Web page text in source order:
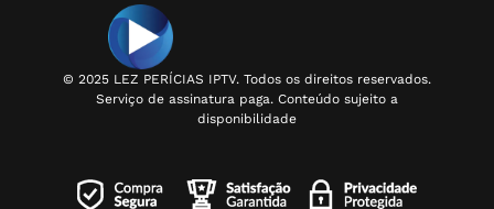
© 2025 LEZ PERÍCIAS IPTV. Todos os direitos reservados.
Serviço de assinatura paga. Conteúdo sujeito a
disponibilidade